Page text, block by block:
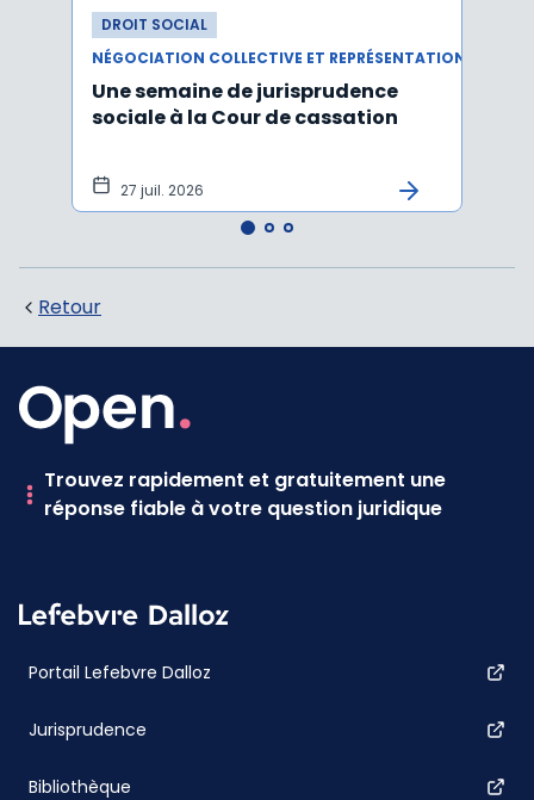
DROIT SOCIAL
Une semaine de jurisprudence
sociale à la Cour de cassation
27 juil. 2026
Retour
Trouvez rapidement et gratuitement une
réponse fiable à votre question juridique
Portail Lefebvre Dalloz
Jurisprudence
Bibliothèque